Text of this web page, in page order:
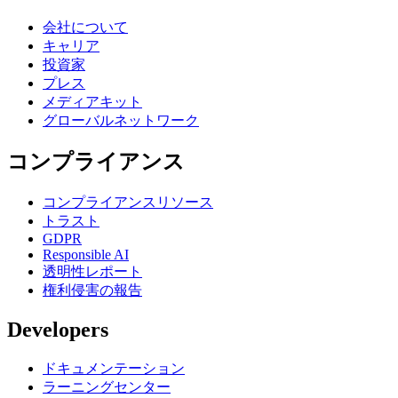
会社について
キャリア
投資家
プレス
メディアキット
グローバルネットワーク
コンプライアンス
コンプライアンスリソース
トラスト
GDPR
Responsible AI
透明性レポート
権利侵害の報告
Developers
ドキュメンテーション
ラーニングセンター